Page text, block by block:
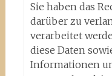
Sie haben das
darüber zu
verarbeitet
diese Daten
Informationen